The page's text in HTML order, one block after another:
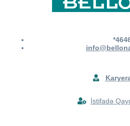
İstifadə